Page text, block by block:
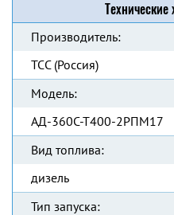
Технические
Производитель:
ТСС (Россия)
Модель:
АД-360С-Т400-2РПМ17
Вид топлива:
дизель
Тип запуска: